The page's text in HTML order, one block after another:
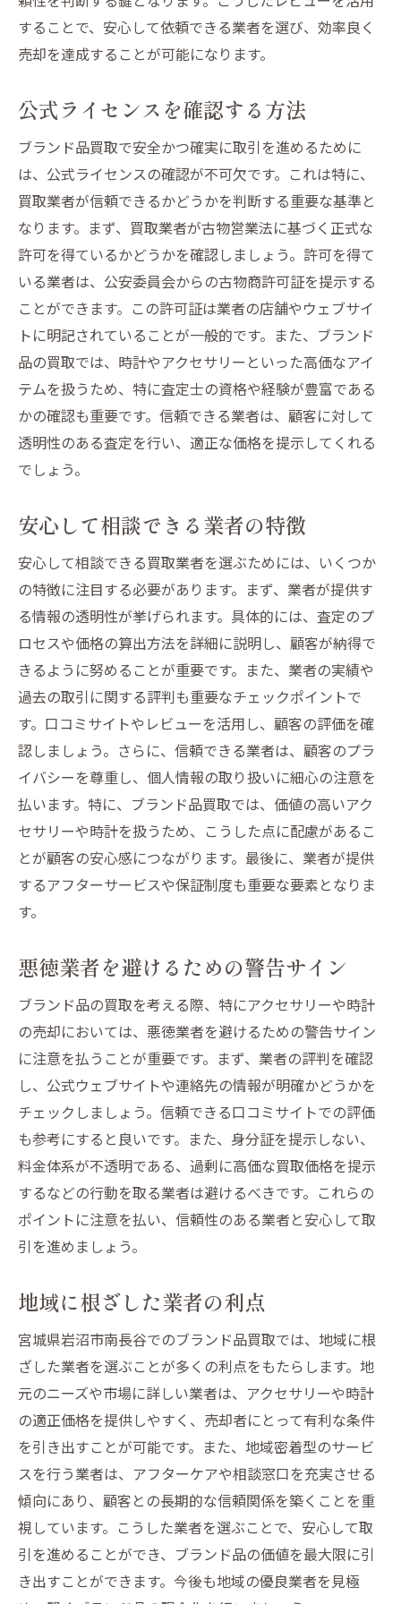
することで、安心して依頼できる業者を選び、効率良く
売却を達成することが可能になります。
公式ライセンスを確認する方法
ブランド品買取で安全かつ確実に取引を進めるために
は、公式ライセンスの確認が不可欠です。これは特に、
買取業者が信頼できるかどうかを判断する重要な基準と
なります。まず、買取業者が古物営業法に基づく正式な
許可を得ているかどうかを確認しましょう。許可を得て
いる業者は、公安委員会からの古物商許可証を提示する
ことができます。この許可証は業者の店舗やウェブサイ
トに明記されていることが一般的です。また、ブランド
品の買取では、時計やアクセサリーといった高価なアイ
テムを扱うため、特に査定士の資格や経験が豊富である
かの確認も重要です。信頼できる業者は、顧客に対して
透明性のある査定を行い、適正な価格を提示してくれる
でしょう。
安心して相談できる業者の特徴
安心して相談できる買取業者を選ぶためには、いくつか
の特徴に注目する必要があります。まず、業者が提供す
る情報の透明性が挙げられます。具体的には、査定のプ
ロセスや価格の算出方法を詳細に説明し、顧客が納得で
きるように努めることが重要です。また、業者の実績や
過去の取引に関する評判も重要なチェックポイントで
す。口コミサイトやレビューを活用し、顧客の評価を確
認しましょう。さらに、信頼できる業者は、顧客のプラ
イバシーを尊重し、個人情報の取り扱いに細心の注意を
払います。特に、ブランド品買取では、価値の高いアク
セサリーや時計を扱うため、こうした点に配慮があるこ
とが顧客の安心感につながります。最後に、業者が提供
するアフターサービスや保証制度も重要な要素となりま
す。
悪徳業者を避けるための警告サイン
ブランド品の買取を考える際、特にアクセサリーや時計
の売却においては、悪徳業者を避けるための警告サイン
に注意を払うことが重要です。まず、業者の評判を確認
し、公式ウェブサイトや連絡先の情報が明確かどうかを
チェックしましょう。信頼できる口コミサイトでの評価
も参考にすると良いです。また、身分証を提示しない、
料金体系が不透明である、過剰に高価な買取価格を提示
するなどの行動を取る業者は避けるべきです。これらの
ポイントに注意を払い、信頼性のある業者と安心して取
引を進めましょう。
地域に根ざした業者の利点
宮城県岩沼市南長谷でのブランド品買取では、地域に根
ざした業者を選ぶことが多くの利点をもたらします。地
元のニーズや市場に詳しい業者は、アクセサリーや時計
の適正価格を提供しやすく、売却者にとって有利な条件
を引き出すことが可能です。また、地域密着型のサービ
スを行う業者は、アフターケアや相談窓口を充実させる
傾向にあり、顧客との長期的な信頼関係を築くことを重
視しています。こうした業者を選ぶことで、安心して取
引を進めることができ、ブランド品の価値を最大限に引
き出すことができます。今後も地域の優良業者を見極